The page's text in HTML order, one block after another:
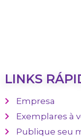
LINKS
Empresa
Exemplares à
Publique seu